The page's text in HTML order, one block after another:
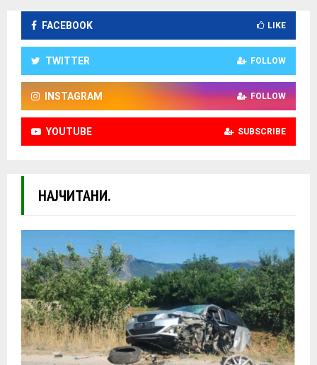
FACEBOOK LIKE
TWITTER FOLLOW
INSTAGRAM FOLLOW
YOUTUBE SUBSCRIBE
НАЈЧИТАНИ.